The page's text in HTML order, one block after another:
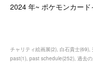
2024 年~ ポケモンカー
チャリティ絵画展(2) 白石貴士(69)
past(1) past schedule(252) 過去